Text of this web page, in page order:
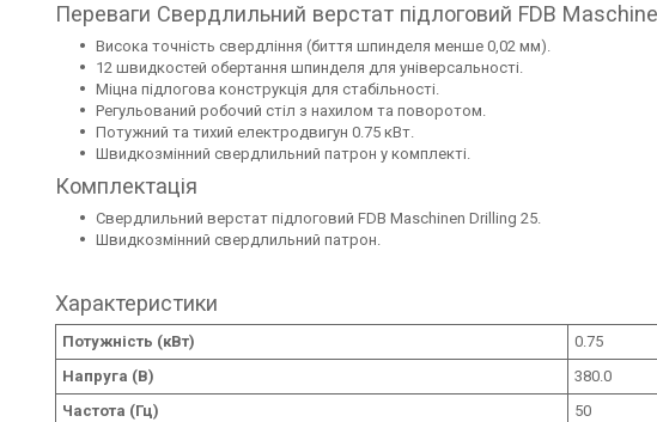
Переваги Свердлильний верстат підлоговий FDB
Висока точність свердління (биття шпинделя менше 0,02 мм).
12 швидкостей обертання шпинделя для універсальності.
Міцна підлогова конструкція для стабільності.
Регульований робочий стіл з нахилом та поворотом.
Потужний та тихий електродвигун 0.75 кВт.
Швидкозмінний свердлильний патрон у комплекті.
Комплектація
Свердлильний верстат підлоговий FDB Maschinen Drilling 25.
Швидкозмінний свердлильний патрон.
Характеристики
Потужність (кВт)
0.75
Напруга (В)
380.0
Частота (Гц)
50